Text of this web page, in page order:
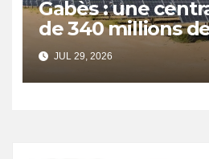
Gabès : une
de 340 millions
pour renforcer la
énergétique et
emplois
JUL 29, 2026